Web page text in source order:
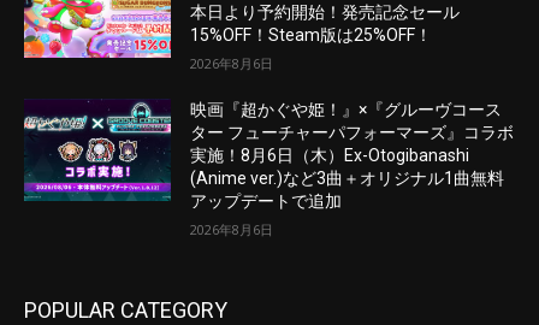
本日より予約開始！発売記念セール
15%OFF！Steam版は25%OFF！
2026年8月6日
映画『超かぐや姫！』×『グルーヴコース
ター フューチャーパフォーマーズ』コラボ
実施！8月6日（木）Ex-Otogibanashi
(Anime ver.)など3曲＋オリジナル1曲無料
アップデートで追加
2026年8月6日
POPULAR CATEGORY